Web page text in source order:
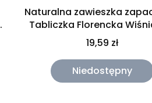
Naturalna zawieszka
Tabliczka Florencka
Box 30g
19,59 zł
Niedostępny